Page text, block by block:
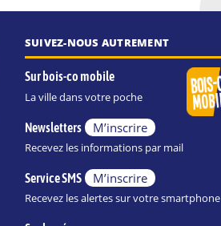
SUIVEZ-NOUS AUTREMENT
Sur bois-co mobile
La ville dans votre poche
Newsletters M’inscrire
Recevez les informations par mail
Service SMS M’inscrire
Recevez les alertes sur votre smartphone